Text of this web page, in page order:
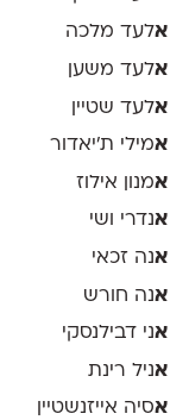
אלעד מלכה
אלעד משען
אלעד שטיין
אמילי ת׳יאדור
אמנון אילוז
אנדרי ושי
אנה זכאי
אנה חורש
אני דבילנסקי
אניל רינת
אסיה אייזנשטיין